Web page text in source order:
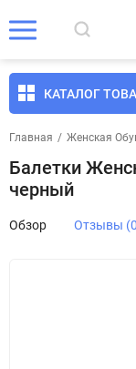
КАТАЛОГ
Главная / Женская
Балетки
черный
Обзор Отзывы